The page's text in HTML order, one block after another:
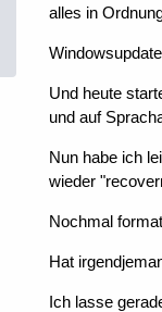
alles in
Und heute
und auf
Nun habe ich
wieder
Nochmal
Hat
Ich lasse